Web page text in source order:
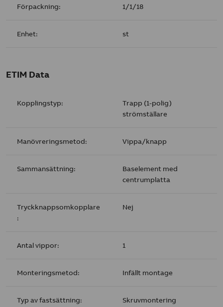
Förpackning: 1/1/18
Enhet: st
ETIM Data
Kopplingstyp:
Trapp (1-polig)
strömställare
Manövreringsmetod: Vippa/knapp
Sammansättning:
Baselement med
centrumplatta
Tryckknappsomkopplare
:
Nej
Antal vippor: 1
Monteringsmetod: Infällt montage
Typ av fastsättning: Skruvmontering